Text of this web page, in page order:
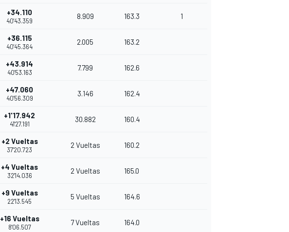
+34.110
40'43.359
8.909 163.3 1
+36.115
40'45.364
2.005 163.2
+43.914
40'53.163
7.799 162.6
+47.060
40'56.309
3.146 162.4
+1'17.942
41'27.191
30.882 160.4
+2 Vueltas
37'20.723
2 Vueltas 160.2
+4 Vueltas
32'14.036
2 Vueltas 165.0
+9 Vueltas
22'13.545
5 Vueltas 164.6
+16 Vueltas
8'06.507
7 Vueltas 164.0